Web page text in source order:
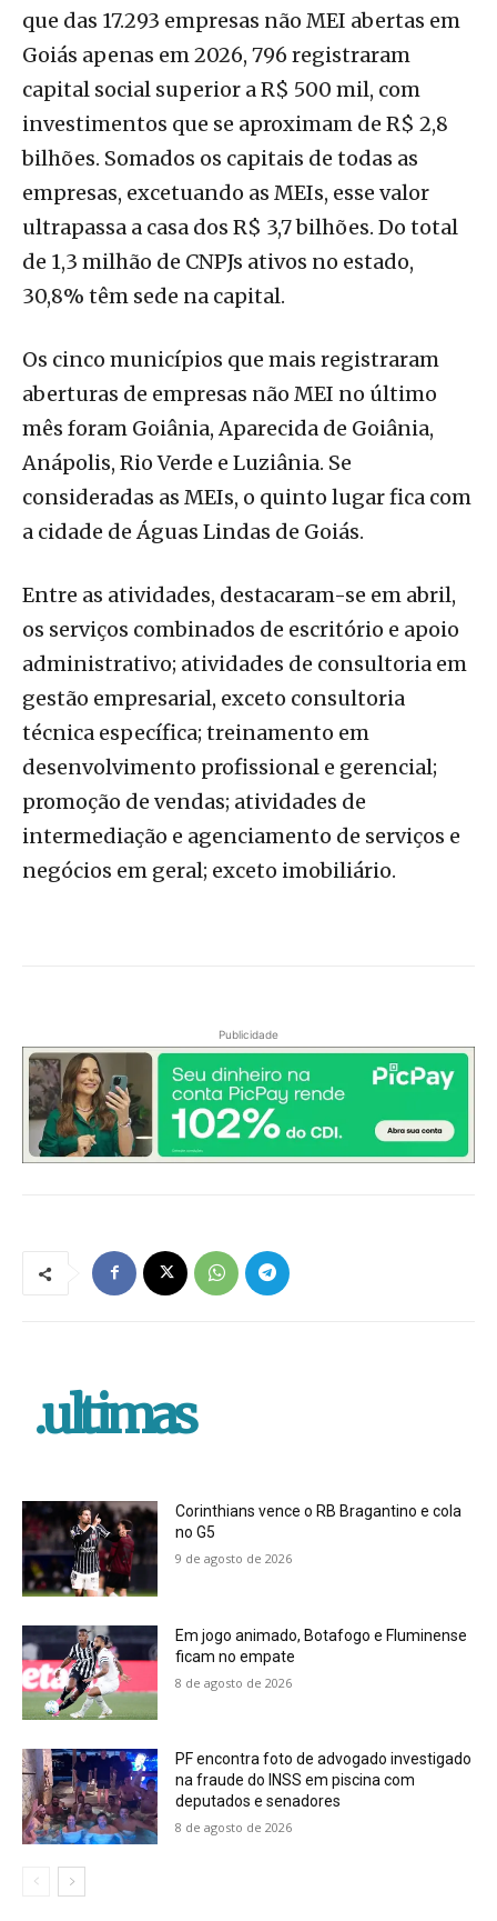
que das 17.293 empresas não MEI abertas em
Goiás apenas em 2026, 796 registraram
capital social superior a R$ 500 mil, com
investimentos que se aproximam de R$ 2,8
bilhões. Somados os capitais de todas as
empresas, excetuando as MEIs, esse valor
ultrapassa a casa dos R$ 3,7 bilhões. Do total
de 1,3 milhão de CNPJs ativos no estado,
30,8% têm sede na capital.
Os cinco municípios que mais registraram
aberturas de empresas não MEI no último
mês foram Goiânia, Aparecida de Goiânia,
Anápolis, Rio Verde e Luziânia. Se
consideradas as MEIs, o quinto lugar fica com
a cidade de Águas Lindas de Goiás.
Entre as atividades, destacaram-se em abril,
os serviços combinados de escritório e apoio
administrativo; atividades de consultoria em
gestão empresarial, exceto consultoria
técnica específica; treinamento em
desenvolvimento profissional e gerencial;
promoção de vendas; atividades de
intermediação e agenciamento de serviços e
negócios em geral; exceto imobiliário.
Publicidade
.ultimas
Corinthians vence o RB Bragantino e cola
no G5
9 de agosto de 2026
Em jogo animado, Botafogo e Fluminense
ficam no empate
8 de agosto de 2026
PF encontra foto de advogado investigado
na fraude do INSS em piscina com
deputados e senadores
8 de agosto de 2026